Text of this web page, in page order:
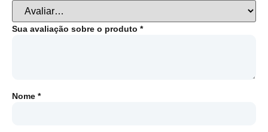
Sua avaliação sobre o produto *
Nome *